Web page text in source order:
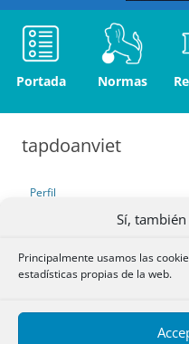
Sí,
Principalmente usamos las
estadísticas propias de la web.
Portada Normas
tapdoanviet
Perfil
Debates iniciados
Respuestas creadas
Participaciones
Favoritos
Respuestas de foro